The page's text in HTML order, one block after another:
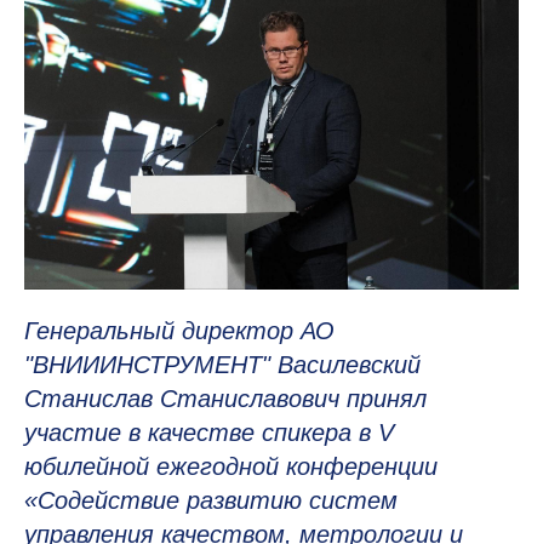
Генеральный директор АО
"ВНИИИНСТРУМЕНТ" Василевский
Станислав Станиславович принял
участие в качестве спикера в V
юбилейной ежегодной конференции
«Содействие развитию систем
управления качеством, метрологии и